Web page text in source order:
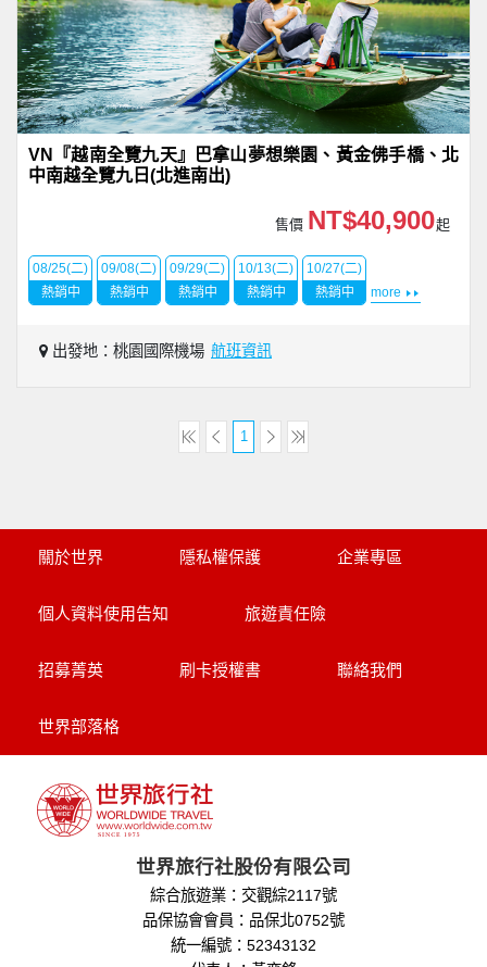
VN『越南全覽九天』巴拿山夢想樂園、黃金佛手橋、北
中南越全覽九日(北進南出)
售價 NT$40,900起
08/25(二)
熱銷中
09/08(二)
熱銷中
09/29(二)
熱銷中
10/13(二)
熱銷中
10/27(二)
熱銷中
more
出發地：桃園國際機場 航班資訊
1
關於世界 隱私權保護 企業專區
個人資料使用告知 旅遊責任險
招募菁英 刷卡授權書 聯絡我們
世界部落格
世界旅行社股份有限公司
綜合旅遊業：交觀綜2117號
品保協會會員：品保北0752號
統一編號：52343132